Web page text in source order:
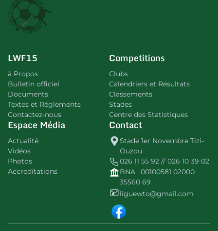
LWF15
à Propos
Bulletin officiel
Documents
Textes et Réglements
Contactez-nous
Competitions
Clubs
Calendriers et Résultats
Classements
Stades
Centre des Statistiques
Espace Média
Actualité
Vidéos
Photos
Accreditations
Contact
Stade 1er Novembre Tizi-
Ouzou
026 11 55 92 // 026 10 39 02
BNA : 00100581 02000
35560 69
liguewto@gmail.com